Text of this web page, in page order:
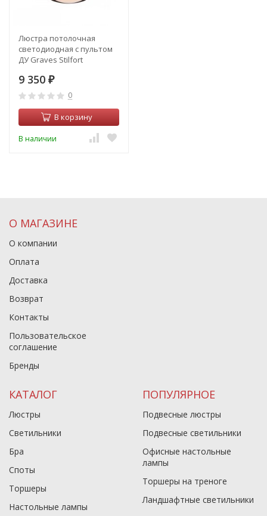
Люстра потолочная
светодиодная с пультом
ДУ Graves Stilfort
9 350 ₽
0
В корзину
В наличии
О МАГАЗИНЕ
О компании
Оплата
Доставка
Возврат
Контакты
Пользовательское
соглашение
Бренды
КАТАЛОГ
Люстры
Светильники
Бра
Споты
Торшеры
Настольные лампы
ПОПУЛЯРНОЕ
Подвесные люстры
Подвесные светильники
Офисные настольные
лампы
Торшеры на треноге
Ландшафтные светильники